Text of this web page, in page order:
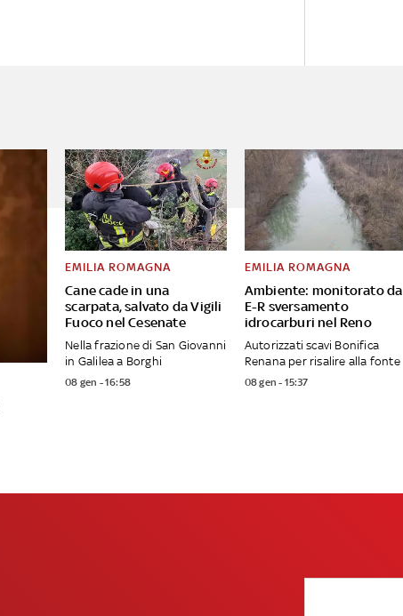
Cane cade in una
scarpata, salvato da Vigili
Fuoco nel Cesenate
EMILIA ROMAGNA
Nella frazione di San Giovanni
in Galilea a Borghi
08 gen - 16:58
Ambiente: monitorato da
E-R sversamento
idrocarburi nel Reno
EMILIA ROMAGNA
Autorizzati scavi Bonifica
Renana per risalire alla fonte
08 gen - 15:37